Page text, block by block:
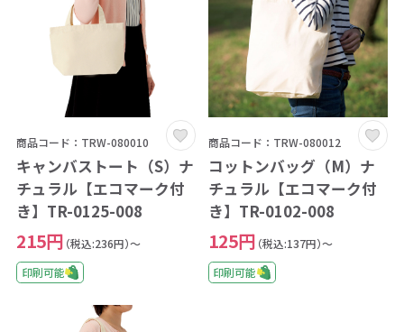
商品コード：TRW-080010
キャンバストート（S）ナ
チュラル【エコマーク付
き】TR-0125-008
215円 （税込:236円）～
印刷可能
商品コード：TRW-080012
コットンバッグ（M）ナ
チュラル【エコマーク付
き】TR-0102-008
125円 （税込:137円）～
印刷可能